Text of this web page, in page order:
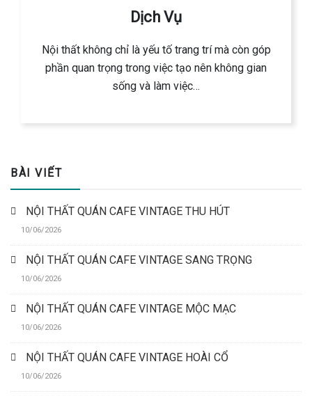
Dịch Vụ
Nội thất không chỉ là yếu tố trang trí mà còn góp
phần quan trọng trong việc tạo nên không gian
sống và làm việc…
BÀI VIẾT
NỘI THẤT QUÁN CAFE VINTAGE THU HÚT
10/06/2026
NỘI THẤT QUÁN CAFE VINTAGE SANG TRỌNG
10/06/2026
NỘI THẤT QUÁN CAFE VINTAGE MỘC MẠC
10/06/2026
NỘI THẤT QUÁN CAFE VINTAGE HOÀI CỔ
10/06/2026